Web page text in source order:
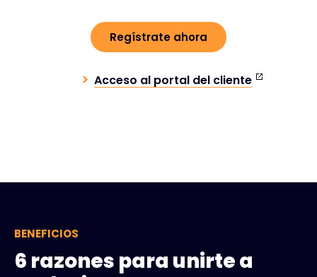
Regístrate ahora
Acceso al portal del cliente
BENEFICIOS
6 razones para unirte a